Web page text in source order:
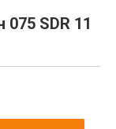
SDR 11